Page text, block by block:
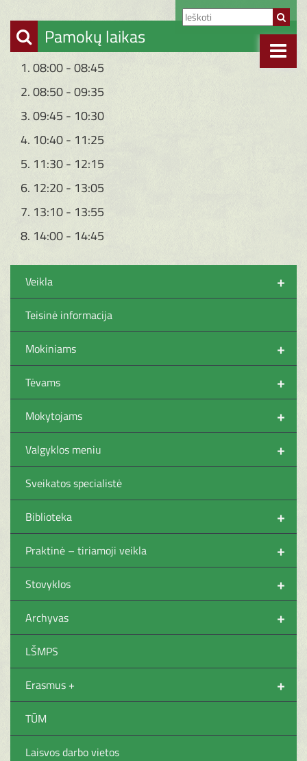
Pamokų laikas
1. 08:00 - 08:45
2. 08:50 - 09:35
3. 09:45 - 10:30
4. 10:40 - 11:25
5. 11:30 - 12:15
6. 12:20 - 13:05
7. 13:10 - 13:55
8. 14:00 - 14:45
+
Veikla
Teisinė informacija
+
Mokiniams
+
Tėvams
+
Mokytojams
+
Valgyklos meniu
Sveikatos specialistė
+
Biblioteka
+
Praktinė – tiriamoji veikla
+
Stovyklos
+
Archyvas
LŠMPS
+
Erasmus +
TŪM
Laisvos darbo vietos